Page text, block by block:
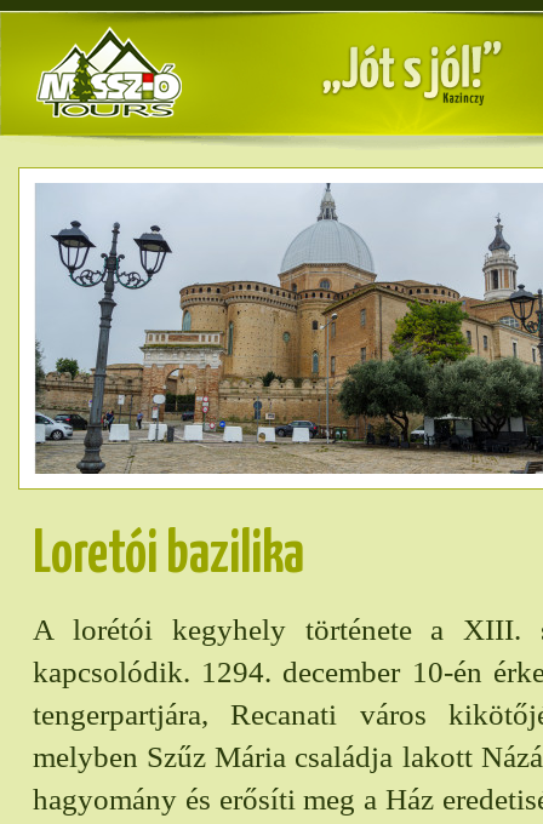
Loretói bazilika
A lorétói kegyhely története a XIII.
kapcsolódik. 1294. december 10-én
tengerpartjára, Recanati város
melyben Szűz Mária családja lakott
hagyomány és erősíti meg a Ház